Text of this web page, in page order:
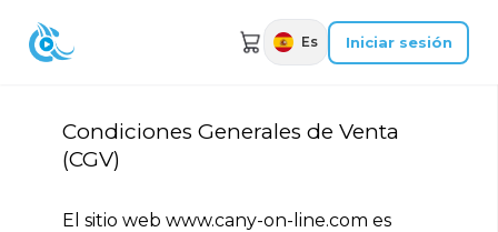
Es Iniciar sesión
Condiciones Generales de Venta
(CGV)
El sitio web www.cany-on-line.com es